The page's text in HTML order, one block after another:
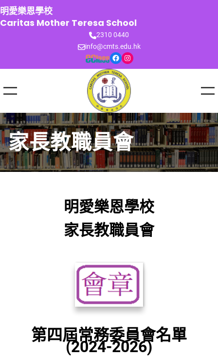
跳
至
主
明愛樂恩學校
Caritas Mother Teresa School
2310 0440
info@cmts.edu.hk
Facebook Instagram
家長教職員會
明愛樂恩學校
家長教職員會
第四屆常務委員會名單
(2024-2026)